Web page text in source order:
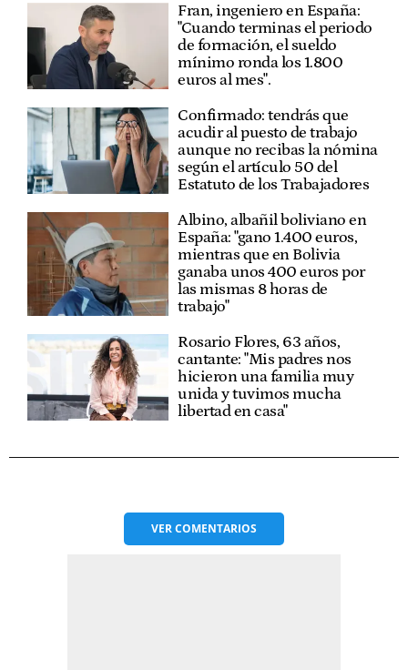
Fran, ingeniero en España:
"Cuando terminas el periodo
de formación, el sueldo
mínimo ronda los 1.800
euros al mes".
Confirmado: tendrás que
acudir al puesto de trabajo
aunque no recibas la nómina
según el artículo 50 del
Estatuto de los Trabajadores
Albino, albañil boliviano en
España: "gano 1.400 euros,
mientras que en Bolivia
ganaba unos 400 euros por
las mismas 8 horas de
trabajo"
Rosario Flores, 63 años,
cantante: "Mis padres nos
hicieron una familia muy
unida y tuvimos mucha
libertad en casa"
VERCOMENTARIOS